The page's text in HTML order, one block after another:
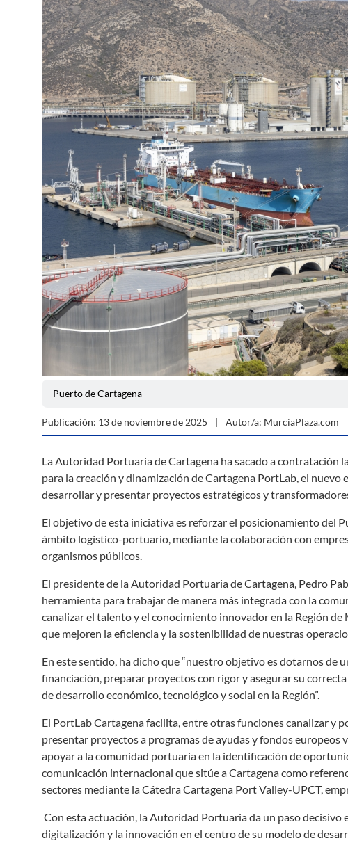
Puerto de Cartagena
Publicación: 13 de noviembre de 2025 Autor/a: MurciaPlaza.com
La Autoridad Portuaria de Cartagena ha sacado a contratación
para la creación y dinamización de Cartagena PortLab, el
desarrollar y presentar proyectos estratégicos y
El objetivo de esta iniciativa es reforzar el posicionamiento del
ámbito logístico-portuario, mediante la colaboración con
organismos públicos.
El presidente de la Autoridad Portuaria de Cartagena, Pedro
herramienta para trabajar de manera más integrada con la
canalizar el talento y el conocimiento innovador en la Región
que mejoren la eficiencia y la sostenibilidad de nuestras
En este sentido, ha dicho que “nuestro objetivo es dotarnos
financiación, preparar proyectos con rigor y asegurar su
de desarrollo económico, tecnológico y social en la Región”.
El PortLab Cartagena facilita, entre otras funciones canalizar
presentar proyectos a programas de ayudas y fondos
apoyar a la comunidad portuaria en la identificación de
comunicación internacional que sitúe a Cartagena como
sectores mediante la Cátedra Cartagena Port Valley-UPCT,
Con esta actuación, la Autoridad Portuaria da un paso
digitalización y la innovación en el centro de su modelo de